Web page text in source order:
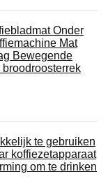
Onder
Mat
Bewegende
te gebruiken
koffiezetapparaat
om te drinken